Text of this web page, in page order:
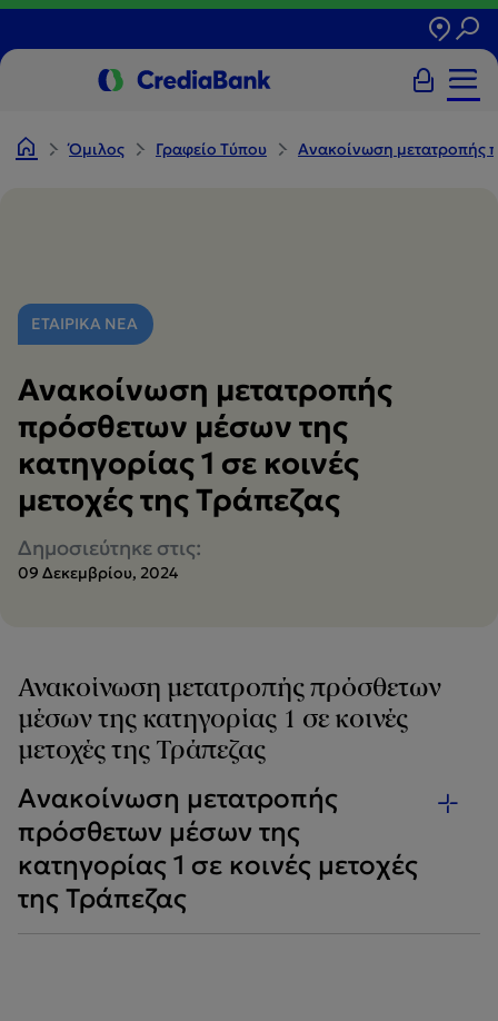
Όμιλος Γραφείο Tύπου Ανακοίνωση μετατροπής
ΕΤΑΙΡΙΚΑ ΝΕΑ
Ανακοίνωση μετατροπής
πρόσθετων μέσων της
κατηγορίας 1 σε κοινές
μετοχές της Τράπεζας
Δημοσιεύτηκε στις:
09 Δεκεμβρίου, 2024
Ανακοίνωση μετατροπής πρόσθετων
μέσων της κατηγορίας 1 σε κοινές
μετοχές της Τράπεζας
Ανακοίνωση μετατροπής
πρόσθετων μέσων της
κατηγορίας 1 σε κοινές μετοχές
της Τράπεζας